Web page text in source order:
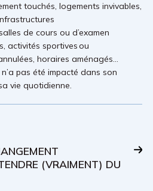
touchés, logements invivables,
de cours ou d’examen
activités sportives ou
horaires aménagés…
pas été impacté dans son
vie quotidienne.
(VRAIMENT) DU